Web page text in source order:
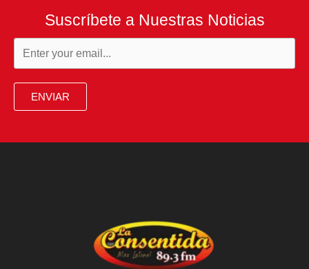
Suscríbete a Nuestras Noticias
ENVIAR